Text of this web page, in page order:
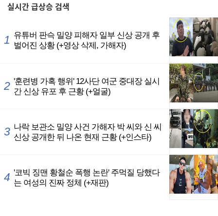
실시간급상승 검색